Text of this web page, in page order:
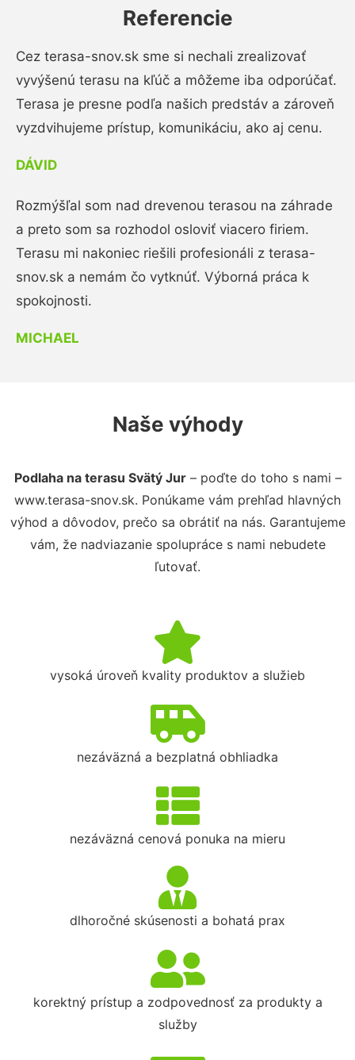
Referencie
Cez terasa-snov.sk sme si nechali zrealizovať
vyvýšenú terasu na kľúč a môžeme iba odporúčať.
Terasa je presne podľa našich predstáv a zároveň
vyzdvihujeme prístup, komunikáciu, ako aj cenu.
DÁVID
Rozmýšľal som nad drevenou terasou na záhrade
a preto som sa rozhodol osloviť viacero firiem.
Terasu mi nakoniec riešili profesionáli z terasa-
snov.sk a nemám čo vytknúť. Výborná práca k
spokojnosti.
MICHAEL
Naše výhody
Podlaha na terasu Svätý Jur– poďte do toho s nami –
www.terasa-snov.sk. Ponúkame vám prehľad hlavných
výhod a dôvodov, prečo sa obrátiť na nás. Garantujeme
vám, že nadviazanie spolupráce s nami nebudete
ľutovať.
vysoká úroveň kvality produktov a služieb
nezáväzná a bezplatná obhliadka
nezáväzná cenová ponuka na mieru
dlhoročné skúsenosti a bohatá prax
korektný prístup a zodpovednosť za produkty a
služby